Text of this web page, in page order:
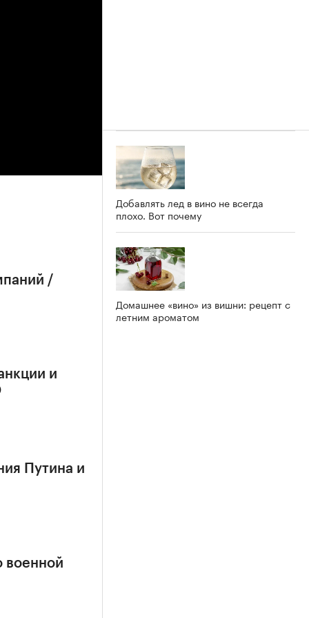
/
и
Путина и
военной
Добавлять лед в вино не всегда
плохо. Вот почему
Домашнее «вино» из вишни: рецепт с
летним ароматом